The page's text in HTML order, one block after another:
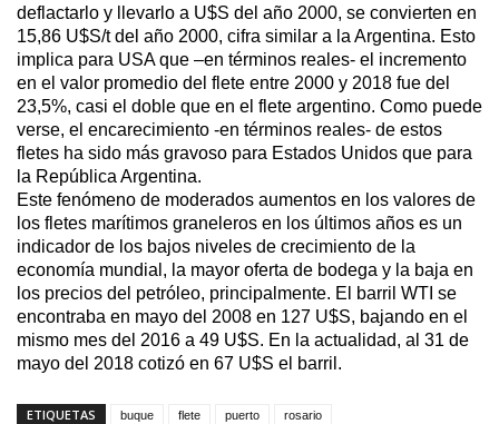
deflactarlo y llevarlo a U$S del año 2000, se convierten en
15,86 U$S/t del año 2000, cifra similar a la Argentina. Esto
implica para USA que –en términos reales- el incremento
en el valor promedio del flete entre 2000 y 2018 fue del
23,5%, casi el doble que en el flete argentino. Como puede
verse, el encarecimiento -en términos reales- de estos
fletes ha sido más gravoso para Estados Unidos que para
la República Argentina.
Este fenómeno de moderados aumentos en los valores de
los fletes marítimos graneleros en los últimos años es un
indicador de los bajos niveles de crecimiento de la
economía mundial, la mayor oferta de bodega y la baja en
los precios del petróleo, principalmente. El barril WTI se
encontraba en mayo del 2008 en 127 U$S, bajando en el
mismo mes del 2016 a 49 U$S. En la actualidad, al 31 de
mayo del 2018 cotizó en 67 U$S el barril.
ETIQUETAS buque flete puerto rosario